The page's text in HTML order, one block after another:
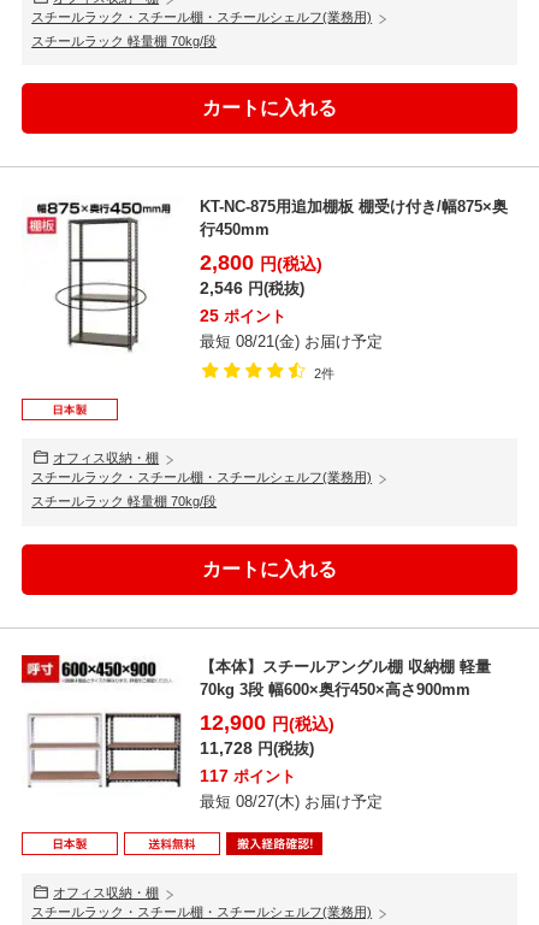
スチールラック・スチール棚・スチールシェルフ(業務用)
スチールラック 軽量棚 70kg/段
KT-NC-875用追加棚板 棚受け付き/幅875×奥
行450mm
2,800 円(税込)
2,546 円(税抜)
25 ポイント
最短 08/21(金) お届け予定
2件
オフィス収納・棚
スチールラック・スチール棚・スチールシェルフ(業務用)
スチールラック 軽量棚 70kg/段
【本体】スチールアングル棚 収納棚 軽量
70kg 3段 幅600×奥行450×高さ900mm
12,900 円(税込)
11,728 円(税抜)
117 ポイント
最短 08/27(木) お届け予定
オフィス収納・棚
スチールラック・スチール棚・スチールシェルフ(業務用)